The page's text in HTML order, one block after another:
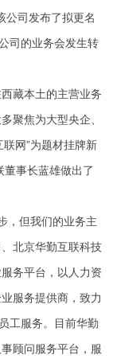
公司发布了拟更名
司的业务会发生转
藏本土的主营业务
聚焦为大型央企、
网”为题材挂牌新
董事长蓝雄做出了
但我们的业务主
北京华勤互联科技
务平台，以人力资
服务提供商，致力
工服务。目前华勤
顾问服务平台，服